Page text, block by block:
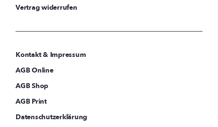
Vertrag widerrufen
Kontakt & Impressum
AGB Online
AGB Shop
AGB Print
Datenschutzerklärung